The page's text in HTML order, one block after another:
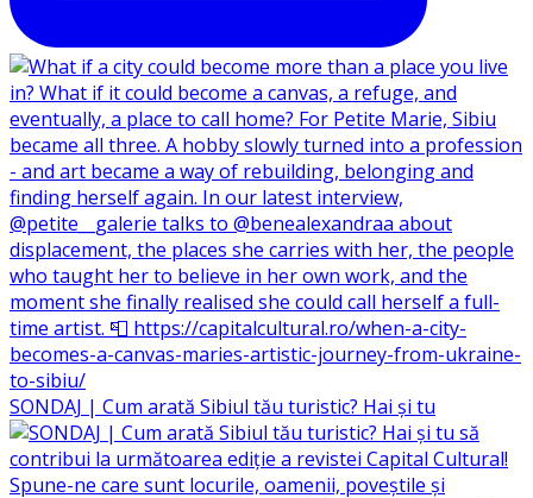
SONDAJ | Cum arată Sibiul tău turistic? Hai și tu